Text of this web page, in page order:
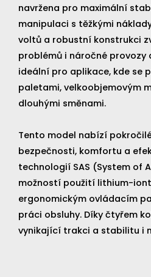
navržena pro maximální
manipulaci s těžkými
voltů a robustní konstrukci
problémů i náročné provozy
ideální pro aplikace, kde se
paletami, velkoobjemovým
dlouhými směnami.
Tento model nabízí
bezpečnosti, komfortu a
technologií SAS (System of
možností použití lithium-
ergonomickým ovládacím
práci obsluhy. Díky čtyřem
vynikající trakci a stabilitu i